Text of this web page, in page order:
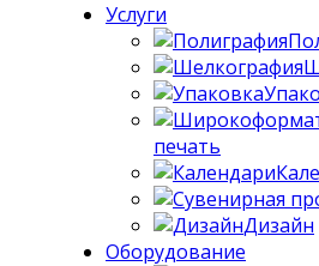
Услуги
печать
Дизайн
Оборудование